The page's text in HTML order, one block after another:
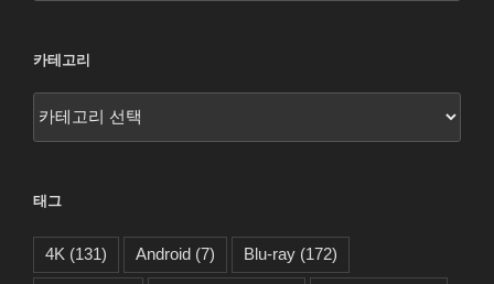
카테고리
태그
4K (131) Android (7) Blu-ray (172)